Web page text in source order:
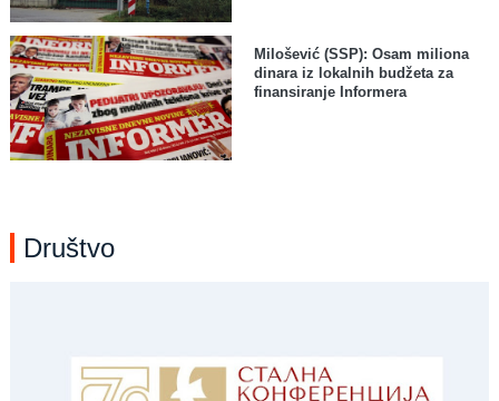
Milošević (SSP): Osam miliona
dinara iz lokalnih budžeta za
finansiranje Informera
Društvo